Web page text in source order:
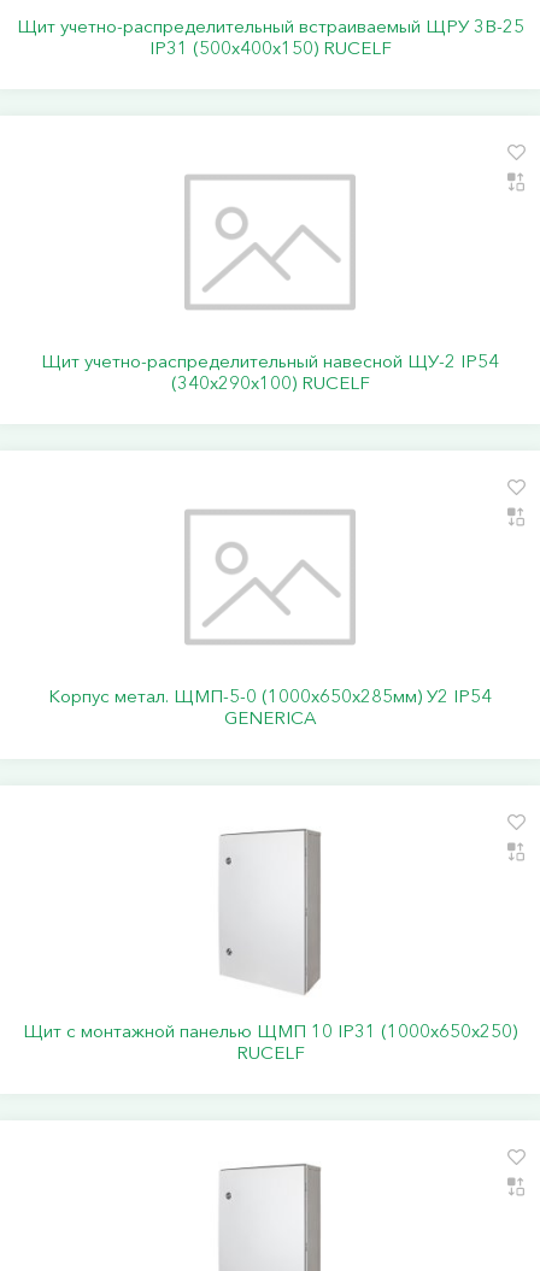
Щит учетно-распределительный встраиваемый ЩРУ 3В-25
IP31 (500х400х150) RUCELF
Щит учетно-распределительный навесной ЩУ-2 IP54
(340х290х100) RUCELF
Корпус метал. ЩМП-5-0 (1000х650х285мм) У2 IP54
GENERICA
Щит с монтажной панелью ЩМП 10 IP31 (1000х650х250)
RUCELF